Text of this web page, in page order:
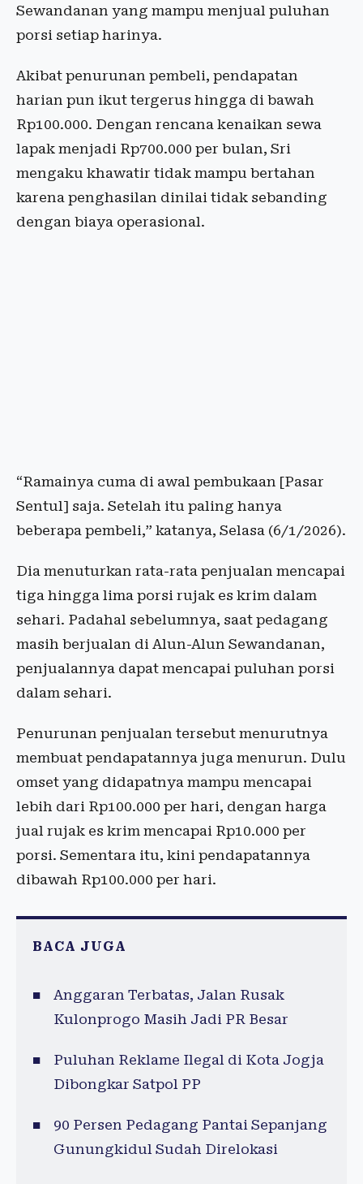
Sewandanan yang mampu menjual puluhan
porsi setiap harinya.
Akibat penurunan pembeli, pendapatan
harian pun ikut tergerus hingga di bawah
Rp100.000. Dengan rencana kenaikan sewa
lapak menjadi Rp700.000 per bulan, Sri
mengaku khawatir tidak mampu bertahan
karena penghasilan dinilai tidak sebanding
dengan biaya operasional.
“Ramainya cuma di awal pembukaan [Pasar
Sentul] saja. Setelah itu paling hanya
beberapa pembeli,” katanya, Selasa (6/1/2026).
Dia menuturkan rata-rata penjualan mencapai
tiga hingga lima porsi rujak es krim dalam
sehari. Padahal sebelumnya, saat pedagang
masih berjualan di Alun-Alun Sewandanan,
penjualannya dapat mencapai puluhan porsi
dalam sehari.
Penurunan penjualan tersebut menurutnya
membuat pendapatannya juga menurun. Dulu
omset yang didapatnya mampu mencapai
lebih dari Rp100.000 per hari, dengan harga
jual rujak es krim mencapai Rp10.000 per
porsi. Sementara itu, kini pendapatannya
dibawah Rp100.000 per hari.
BACA JUGA
Anggaran Terbatas, Jalan Rusak
Kulonprogo Masih Jadi PR Besar
Puluhan Reklame Ilegal di Kota Jogja
Dibongkar Satpol PP
90 Persen Pedagang Pantai Sepanjang
Gunungkidul Sudah Direlokasi